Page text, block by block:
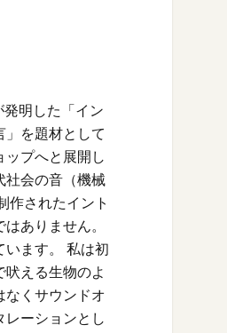
明した「イン
」を題材として
ップへと展開し
社会の音（機械
作されたイント
ありません。
います。 私は初
える生物のよ
なくサウンドオ
レーションとし